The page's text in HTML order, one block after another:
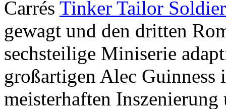
Carrés Tinker Tailor
gewagt und den dritten
sechsteilige Miniserie
großartigen Alec
meisterhaften